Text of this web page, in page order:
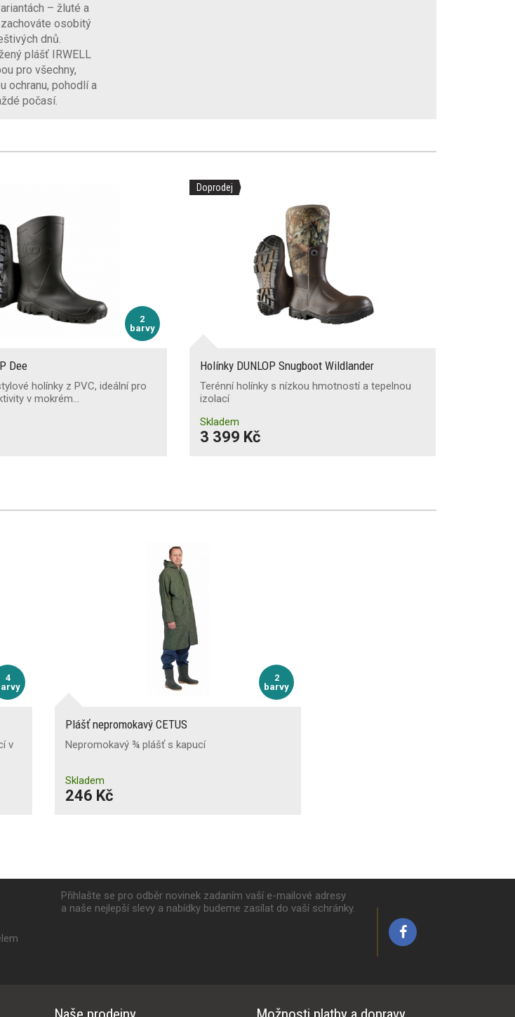
– žluté a
osobitý
dnů.
plášť IRWELL
pro všechny,
ochranu, pohodlí a
počasí.
2
barvy
Dee
holínky z PVC, ideální pro
v mokrém…
Doprodej
Holínky DUNLOP Snugboot Wildlander
Terénní holínky s nízkou hmotností a tepelnou
izolací
Skladem
3 399 Kč
4
v
2
barvy
Plášť nepromokavý CETUS
Nepromokavý ¾ plášť s kapucí
Skladem
246 Kč
Přihlašte se pro odběr novinek zadaním vaší e-mailové adresy
a naše nejlepší slevy a nabídky budeme zasílat do vaší schránky.